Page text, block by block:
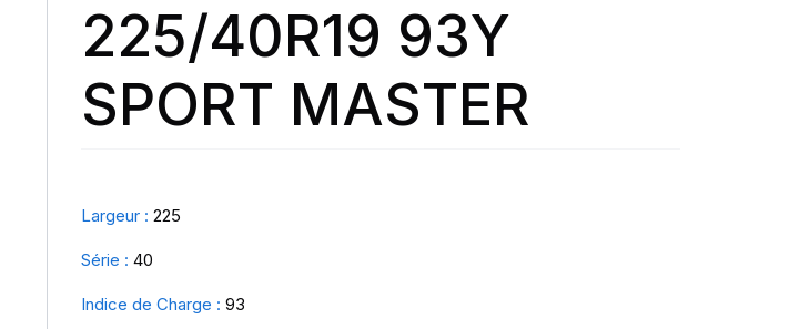
225/40R19 93Y
SPORT MASTER
Largeur : 225
Série : 40
Indice de Charge : 93